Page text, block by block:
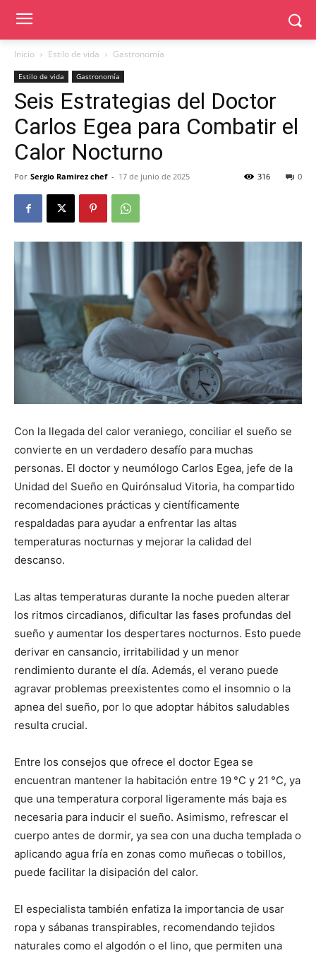
Inicio Estilo de vida Gastronomía
Estilo de vida Gastronomía
Seis Estrategias del Doctor
Carlos Egea para Combatir el
Calor Nocturno
Por Sergio Ramirez chef - 17 de junio de 2025 0
316
Con la llegada del calor veraniego, conciliar el sueño se
convierte en un verdadero desafío para muchas
personas. El doctor y neumólogo Carlos Egea, jefe de la
Unidad del Sueño en Quirónsalud Vitoria, ha compartido
recomendaciones prácticas y científicamente
respaldadas para ayudar a enfrentar las altas
temperaturas nocturnas y mejorar la calidad del
descanso.
Las altas temperaturas durante la noche pueden alterar
los ritmos circadianos, dificultar las fases profundas del
sueño y aumentar los despertares nocturnos. Esto puede
derivar en cansancio, irritabilidad y un menor
rendimiento durante el día. Además, el verano puede
agravar problemas preexistentes como el insomnio o la
apnea del sueño, por lo que adoptar hábitos saludables
resulta crucial.
Entre los consejos que ofrece el doctor Egea se
encuentran mantener la habitación entre 19 °C y 21 °C, ya
que una temperatura corporal ligeramente más baja es
necesaria para inducir el sueño. Asimismo, refrescar el
cuerpo antes de dormir, ya sea con una ducha templada o
aplicando agua fría en zonas como muñecas o tobillos,
puede facilitar la disipación del calor.
El especialista también enfatiza la importancia de usar
ropa y sábanas transpirables, recomendando tejidos
naturales como el algodón o el lino, que permiten una